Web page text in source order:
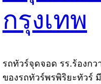
กรุงเทพ
รถทัวร์จุดจอด รร.ร้องก
ของรถทัวร์พรพิริยะทัวร์